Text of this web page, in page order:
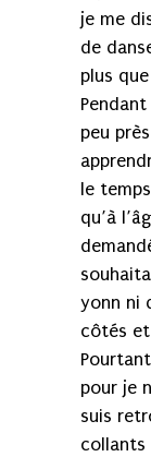
je me
de
plus
peu
le
qu’à
yonn ni
côtés et
pour je
suis